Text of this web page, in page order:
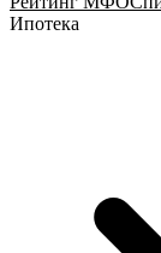
Ипотека